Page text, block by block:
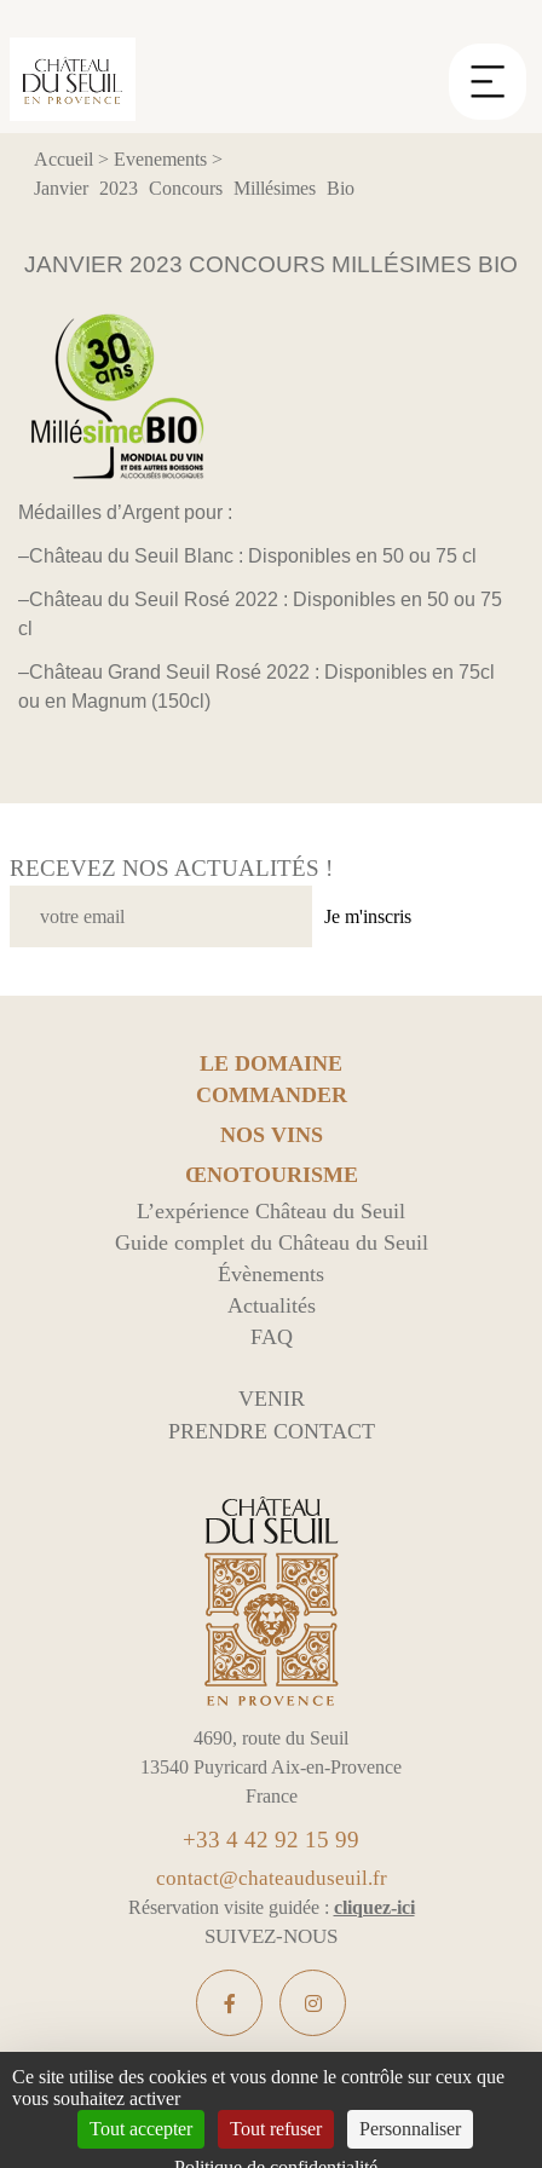
Accueil > Evenements>
Janvier 2023 Concours Millésimes Bio
JANVIER 2023 CONCOURS MILLÉSIMES BIO
Médailles d’Argent pour :
–Château du Seuil Blanc : Disponibles en 50 ou 75 cl
–Château du Seuil Rosé 2022 : Disponibles en 50 ou 75
cl
–Château Grand Seuil Rosé 2022 : Disponibles en 75cl
ou en Magnum (150cl)
RECEVEZ NOS ACTUALITÉS !
Je m'inscris
LE DOMAINE
COMMANDER
NOS VINS
ŒNOTOURISME
L’expérience Château du Seuil
Guide complet du Château du Seuil
Évènements
Actualités
FAQ
VENIR
PRENDRE CONTACT
4690, route du Seuil
13540 Puyricard Aix-en-Provence
France
+33 4 42 92 15 99
contact@chateauduseuil.fr
Réservation visite guidée : cliquez-ici
SUIVEZ-NOUS
L'ABUS D'ALCOOL EST DANGEREUX POUR LA SANTÉ -
À CONSOMMER AVEC MODÉRATION
Ce site utilise des cookies et vous donne le contrôle sur ceux que
vous souhaitez activer
Tout accepter
Tout refuser
Personnaliser